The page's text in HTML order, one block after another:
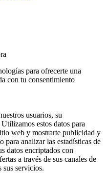
para ofrecerte una
con tu consentimiento
usuarios, su
estos datos para
web y mostrarte publicidad y
para analizar las estadísticas de
datos encriptados con
a través de sus canales de
servicios.